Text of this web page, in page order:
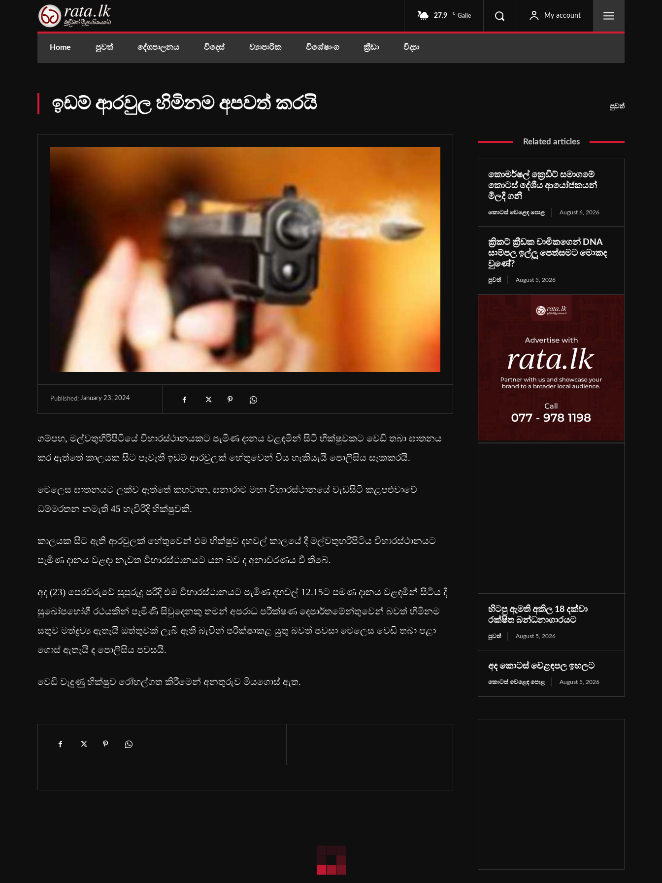
27.9 C Galle My account
Home පුවත් දේශපාලනය විදෙස් ව්‍යාපාරික විශේෂාංග ක්‍රීඩා විද්‍යා
ඉඩම් ආරවුල හිමිනම අපවත් කරයි පුවත්
Published: January 23, 2024
ගම්පහ, මල්වතුහිරිපිටියේ විහාරස්ථානයකට පැමිණ දානය වළඳමින් සිටි භික්ෂුවකට වෙඩි තබා ඝාතනය
කර ඇත්තේ කාලයක සිට පැවැති ඉඩම් ආරවුලක් හේතුවෙන් විය හැකියැයි පොලිසිය සැකකරයි.
මෙලෙස ඝාතනයට ලක්ව ඇත්තේ කහටාන, ඝනාරාම මහා විහාරස්ථානයේ වැඩසිටි කළපළුවාවේ
ධම්මරතන නමැති 45 හැවිරිදි භික්ෂුවකි.
කාලයක සිට ඇති ආරවුලක් හේතුවෙන් එම භික්ෂුව දහවල් කාලයේ දී මල්වතුහරිපිටිය විහාරස්ථානයට
පැමිණ දානය වළඳා නැවත විහාරස්ථානයට යන බව ද අනාවරණය වී තිබේ.
අද (23) පෙරවරුවේ සුපුරුදු පරිදි එම විහාරස්ථානයට පැමිණ දහවල් 12.15ට පමණ දානය වළඳමින් සිටිය දී
සුඛෝපභෝගී රථයකින් පැමිණි සිවුදෙනකු තමන් අපරාධ පරීක්ෂණ දෙපාර්තමේන්තුවෙන් බවත් හිමිනම
සතුව මත්ද්‍රව්‍ය ඇතැයි ඔත්තුවක් ලැබී ඇති බැවින් පරීක්ෂාකළ යුතු බවත් පවසා මෙලෙස වෙඩි තබා පළා
ගොස් ඇතැයි ද පොලිසිය පවසයි.
වෙඩි වැදුණු භික්ෂුව රෝහල්ගත කිරීමෙන් අනතුරුව මියගොස් ඇත.
Related articles
කොමර්ෂල් ක්‍රෙඩිට් සමාගමේ
කොටස් දේශීය ආයෝජකයන්
මිලදී ගනී
කොටස් වෙළෙඳ පොළ August 6, 2026
ක්‍රිකට් ක්‍රීඩක චාමිකගෙන් DNA
සාම්පල ඉල්ලූ පෙත්සමට මොකද
වුණේ?
පුවත් August 5, 2026
හිටපු ඇමති අකිල 18 දක්වා
රක්ෂිත බන්ධනාගාරයට
පුවත් August 5, 2026
අද කොටස් වෙළඳපල ඉහලට
කොටස් වෙළෙඳ පොළ August 5, 2026